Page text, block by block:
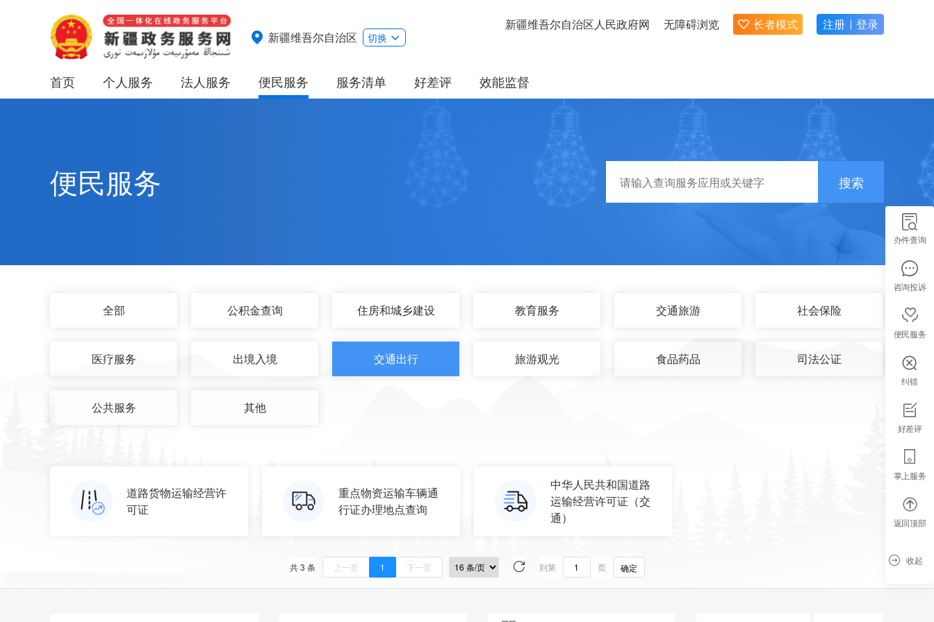
新疆维吾尔自治区 切换
新疆维吾尔自治区人民政府网 无障碍浏览 长者模式 注册 登录
首页 个人服务 法人服务 便民服务 服务清单 好差评 效能监督
便民服务 搜索
全部 公积金查询 住房和城乡建设 教育服务 交通旅游 社会保险
医疗服务 出境入境 交通出行 旅游观光 食品药品 司法公证
公共服务 其他
道路货物运输经营许
可证
重点物资运输车辆通
行证办理地点查询
中华人民共和国道路
运输经营许可证（交
通）
共 3 条 上一页 1 下一页 到第 页 确定
办件查询
咨询投诉
便民服务
纠错
好差评
掌上服务
返回顶部
收起